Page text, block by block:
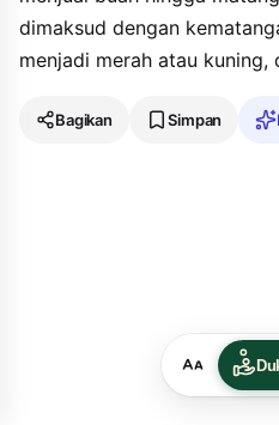
dimaksud dengan
menjadi merah atau kuning,
Bagikan Simpan